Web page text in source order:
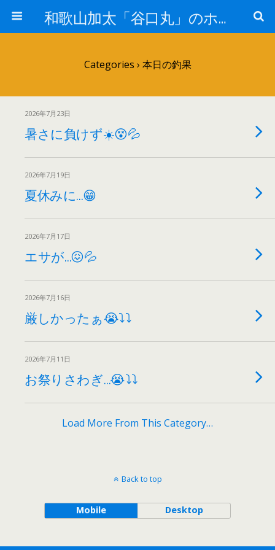
和歌山加太「谷口丸」のホームページ
Categories › 本日の釣果
2026年7月23日
暑さに負けず☀️😵💦
2026年7月19日
夏休みに…😁
2026年7月17日
エサが…😖💦
2026年7月16日
厳しかったぁ😭⤵⤵
2026年7月11日
お祭りさわぎ…😭⤵⤵
Load More From This Category…
Back to top
Mobile Desktop